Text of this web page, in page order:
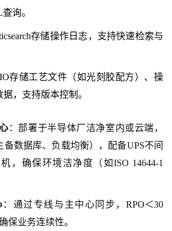
询。
存储操作日志，支持快速检索与
存储工艺文件（如光刻胶配方）、操
，支持版本控制。
：部署于半导体厂洁净室内或云端，
备数据库、负载均衡），配备UPS不间
，确保环境洁净度（如ISO 14644-1
：通过专线与主中心同步，RPO＜30
保业务连续性。